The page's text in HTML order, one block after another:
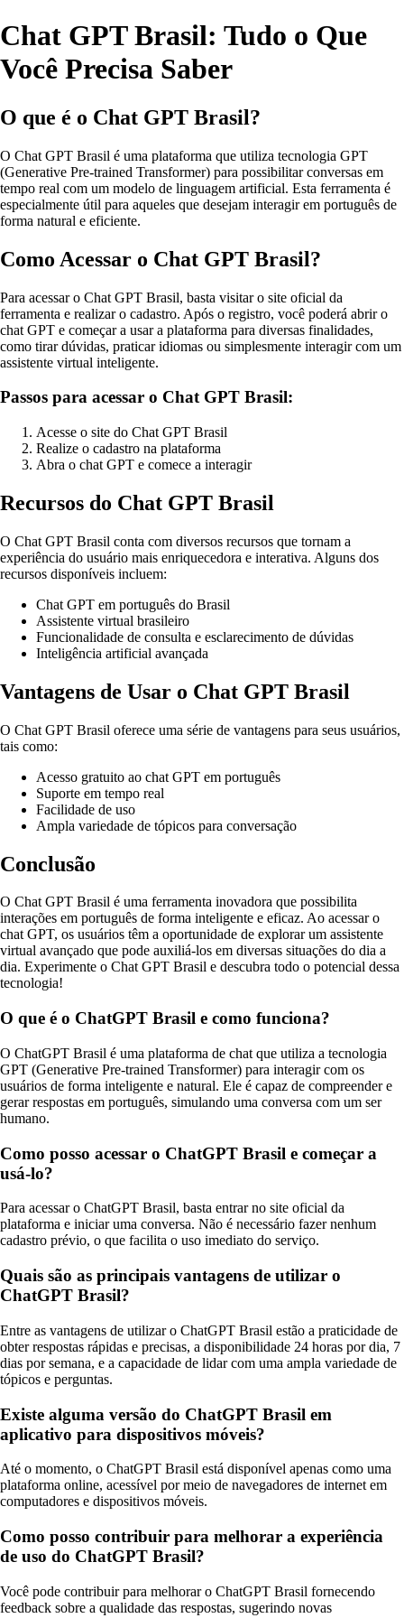
Chat GPT Brasil: Tudo o Que
Você Precisa Saber
O que é o Chat GPT Brasil?
O Chat GPT Brasil é uma plataforma que utiliza tecnologia GPT
(Generative Pre-trained Transformer) para possibilitar conversas em
tempo real com um modelo de linguagem artificial. Esta ferramenta é
especialmente útil para aqueles que desejam interagir em português de
forma natural e eficiente.
Como Acessar o Chat GPT Brasil?
Para acessar o Chat GPT Brasil, basta visitar o site oficial da
ferramenta e realizar o cadastro. Após o registro, você poderá abrir o
chat GPT e começar a usar a plataforma para diversas finalidades,
como tirar dúvidas, praticar idiomas ou simplesmente interagir com um
assistente virtual inteligente.
Passos para acessar o Chat GPT Brasil:
Acesse o site do Chat GPT Brasil
Realize o cadastro na plataforma
Abra o chat GPT e comece a interagir
Recursos do Chat GPT Brasil
O Chat GPT Brasil conta com diversos recursos que tornam a
experiência do usuário mais enriquecedora e interativa. Alguns dos
recursos disponíveis incluem:
Chat GPT em português do Brasil
Assistente virtual brasileiro
Funcionalidade de consulta e esclarecimento de dúvidas
Inteligência artificial avançada
Vantagens de Usar o Chat GPT Brasil
O Chat GPT Brasil oferece uma série de vantagens para seus usuários,
tais como:
Acesso gratuito ao chat GPT em português
Suporte em tempo real
Facilidade de uso
Ampla variedade de tópicos para conversação
Conclusão
O Chat GPT Brasil é uma ferramenta inovadora que possibilita
interações em português de forma inteligente e eficaz. Ao acessar o
chat GPT, os usuários têm a oportunidade de explorar um assistente
virtual avançado que pode auxiliá-los em diversas situações do dia a
dia. Experimente o Chat GPT Brasil e descubra todo o potencial dessa
tecnologia!
O que é o ChatGPT Brasil e como funciona?
O ChatGPT Brasil é uma plataforma de chat que utiliza a tecnologia
GPT (Generative Pre-trained Transformer) para interagir com os
usuários de forma inteligente e natural. Ele é capaz de compreender e
gerar respostas em português, simulando uma conversa com um ser
humano.
Como posso acessar o ChatGPT Brasil e começar a
usá-lo?
Para acessar o ChatGPT Brasil, basta entrar no site oficial da
plataforma e iniciar uma conversa. Não é necessário fazer nenhum
cadastro prévio, o que facilita o uso imediato do serviço.
Quais são as principais vantagens de utilizar o
ChatGPT Brasil?
Entre as vantagens de utilizar o ChatGPT Brasil estão a praticidade de
obter respostas rápidas e precisas, a disponibilidade 24 horas por dia, 7
dias por semana, e a capacidade de lidar com uma ampla variedade de
tópicos e perguntas.
Existe alguma versão do ChatGPT Brasil em
aplicativo para dispositivos móveis?
Até o momento, o ChatGPT Brasil está disponível apenas como uma
plataforma online, acessível por meio de navegadores de internet em
computadores e dispositivos móveis.
Como posso contribuir para melhorar a experiência
de uso do ChatGPT Brasil?
Você pode contribuir para melhorar o ChatGPT Brasil fornecendo
feedback sobre a qualidade das respostas, sugerindo novas